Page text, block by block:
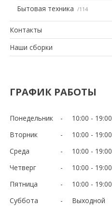
Бытовая техника 114
Контакты
Наши сборки
ГРАФИК РАБОТЫ
Понедельник 10:00
19:00
Вторник
10:00
19:00
Среда
10:00
19:00
Четверг
10:00
19:00
Пятница
10:00
19:00
Суббота
Выходной